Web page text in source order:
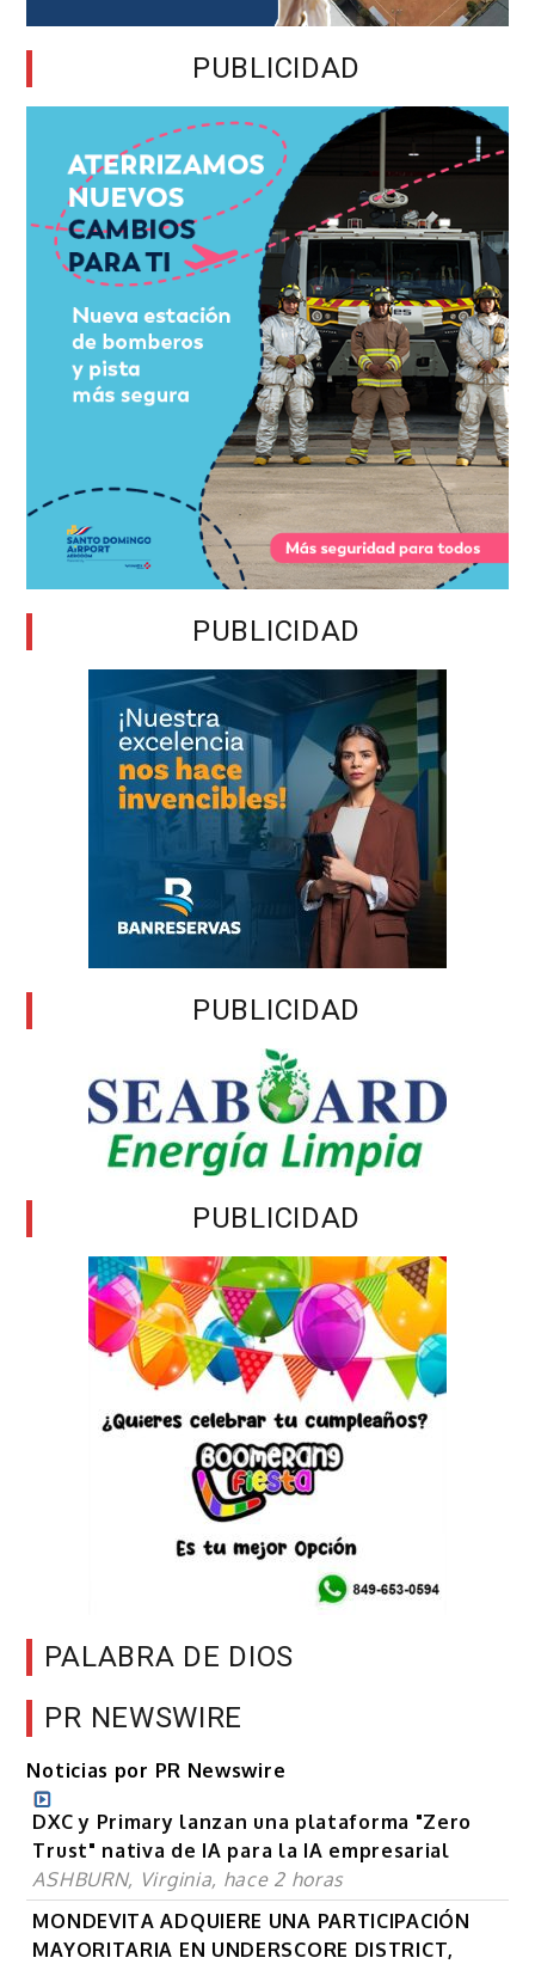
PUBLICIDAD
PUBLICIDAD
PUBLICIDAD
PUBLICIDAD
PALABRA DE DIOS
PR NEWSWIRE
Noticias por PR Newswire
DXC y Primary lanzan una plataforma "Zero
Trust" nativa de IA para la IA empresarial
ASHBURN, Virginia, hace 2 horas
MONDEVITA ADQUIERE UNA PARTICIPACIÓN
MAYORITARIA EN UNDERSCORE DISTRICT,